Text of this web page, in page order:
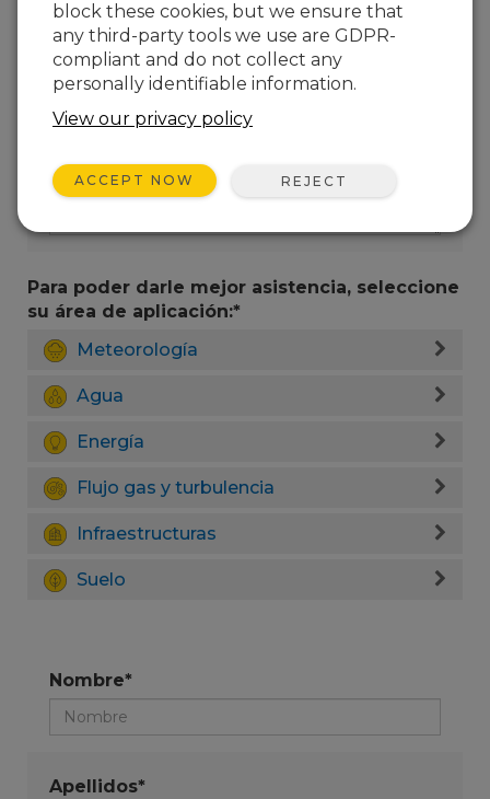
Ventas
Soporte
Entre aquí su consulta:*
Para poder darle mejor asistencia, seleccione
su área de aplicación:*
Meteorología
Agua
Energía
Flujo gas y turbulencia
Infraestructuras
Suelo
Nombre*
Apellidos*
block these cookies, but we ensure that
any third-party tools we use are GDPR-
compliant and do not collect any
personally identifiable information.
View our privacy policy
ACCEPT NOW REJECT